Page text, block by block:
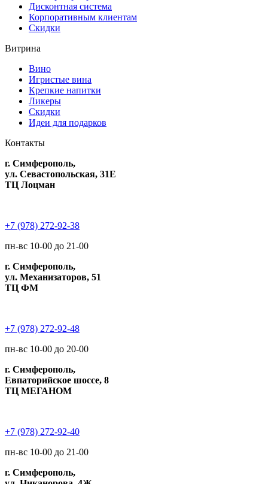
Дисконтная система
Корпоративным клиентам
Скидки
Витрина
Вино
Игристые вина
Крепкие напитки
Ликеры
Скидки
Идеи для подарков
Контакты
г. Симферополь,
ул. Севастопольская, 31Е
ТЦ Лоцман
+7 (978) 272-92-38
пн-вс 10-00 до 21-00
г. Симферополь,
ул. Механизаторов, 51
ТЦ ФМ
+7 (978) 272-92-48
пн-вс 10-00 до 20-00
г. Симферополь,
Евпаторийское шоссе, 8
ТЦ МЕГАНОМ
+7 (978) 272-92-40
пн-вс 10-00 до 21-00
г. Симферополь,